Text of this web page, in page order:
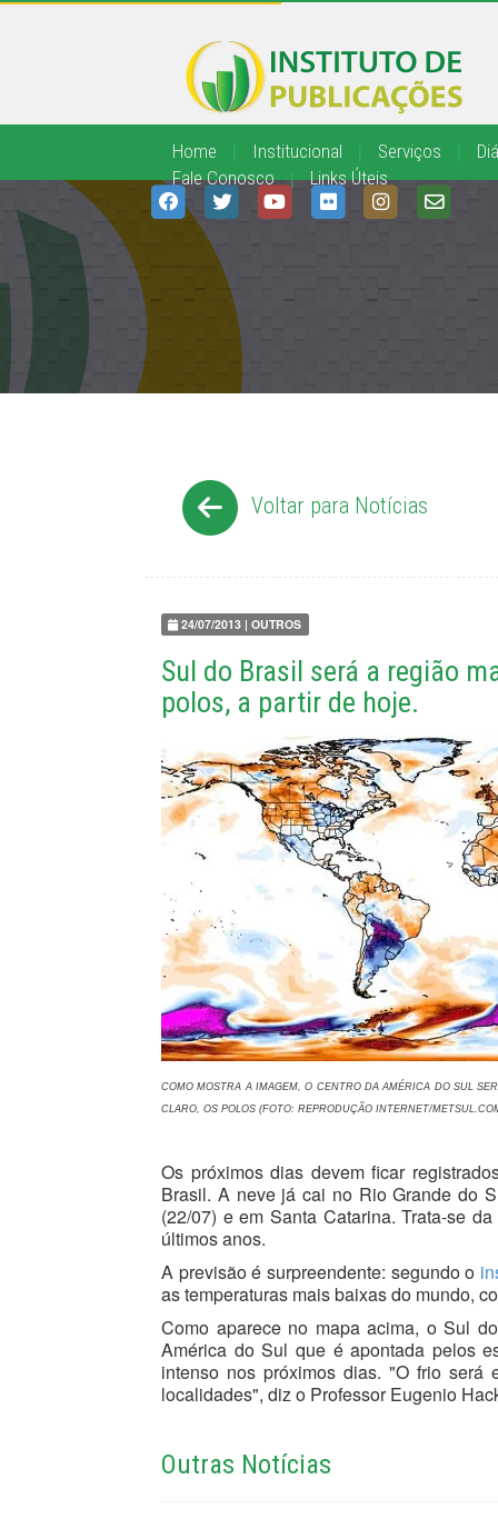
Home Institucional Serviços
Fale Conosco
| Links Úteis
Voltar para Notícias
24/07/2013 | OUTROS
Sul do Brasil será a região
polos, a partir de hoje.
COMO MOSTRA A IMAGEM, O CENTRO DA AMÉRICA DO SUL
CLARO, OS POLOS (FOTO: REPRODUÇÃO INTERNET/
Os próximos dias devem ficar
Brasil. A neve já cai no Rio Grande do
(22/07) e em Santa Catarina. Trata-se
últimos anos.
A previsão é surpreendente: segundo o
as temperaturas mais baixas do mundo,
Como aparece no mapa acima, o Sul
América do Sul que é apontada pelos
intenso nos próximos dias. "O frio será
localidades", diz o Professor Eugenio
Outras Notícias